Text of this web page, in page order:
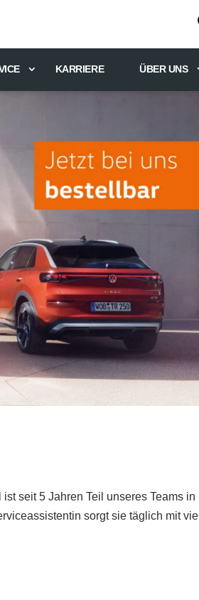
KARRIERE ÜBER UNS
seit 5 Jahren Teil unseres Teams in
sorgt sie täglich mit viel